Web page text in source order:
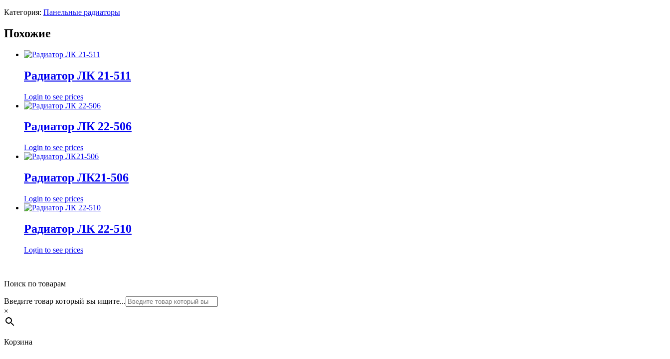
Категория: Панельные радиаторы
Похожие
Радиатор ЛК 21-511
Login to see prices
Радиатор ЛК 22-506
Login to see prices
Радиатор ЛК21-506
Login to see prices
Радиатор ЛК 22-510
Login to see prices
Поиск по товарам
Введите товар который вы ищите...
×
Корзина